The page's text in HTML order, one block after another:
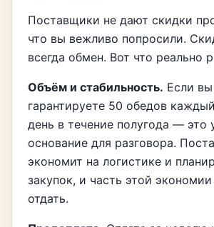
Поставщики не дают скидки
что вы вежливо попросили.
всегда обмен. Вот что реально
Объём и стабильность. Если вы
гарантируете 50 обедов
день в течение полугода — это
основание для разговора.
экономит на логистике и
закупок, и часть этой
отдать.